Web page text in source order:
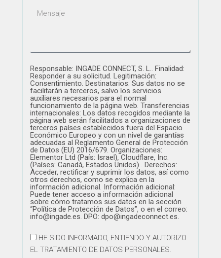
Responsable: INGADE CONNECT, S. L.. Finalidad:
Responder a su solicitud. Legitimación:
Consentimiento. Destinatarios: Sus datos no se
facilitarán a terceros, salvo los servicios
auxiliares necesarios para el normal
funcionamiento de la página web. Transferencias
internacionales: Los datos recogidos mediante la
página web serán facilitados a organizaciones de
terceros países establecidos fuera del Espacio
Económico Europeo y con un nivel de garantías
adecuadas al Reglamento General de Protección
de Datos (EU) 2016/679. Organizaciones:
Elementor Ltd (País: Israel), Cloudflare, Inc.
(Países: Canadá, Estados Unidos) . Derechos:
Acceder, rectificar y suprimir los datos, así como
otros derechos, como se explica en la
información adicional. Información adicional:
Puede tener acceso a información adicional
sobre cómo tratamos sus datos en la sección
“Política de Protección de Datos”, o en el correo:
info@ingade.es. DPO: dpo@ingadeconnect.es.
HE SIDO INFORMADO, ENTIENDO Y AUTORIZO
EL TRATAMIENTO DE DATOS PERSONALES.